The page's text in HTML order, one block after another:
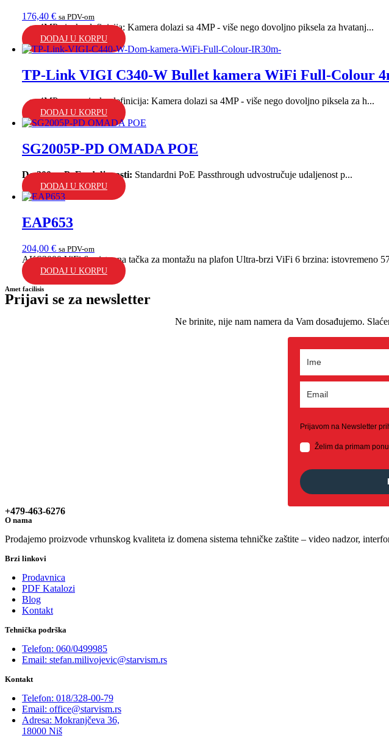
176,40 € sa PDV-om
4MP visoka definicija: Kamera dolazi sa 4MP - više nego dovoljno piksela za hvatanj...
DODAJ U KORPU
TP-Link VIGI C340-W Bullet kamera WiFi Full-Colour
4MP super-visoka definicija: Kamera dolazi sa 4MP - više nego dovoljno piksela za h...
DODAJ U KORPU
SG2005P-PD OMADA POE
Do 200 m PoE udaljenosti: Standardni PoE Passthrough udvostručuje udaljenost p...
DODAJ U KORPU
EAP653
204,00 € sa PDV-om
AKS3000 ViFi 6 pristupna tačka za montažu na plafon Ultra-brzi ViFi 6 brzina: istovremeno
DODAJ U KORPU
Amet facilisis
Prijavi se za newsletter
Ne brinite, nije nam namera da Vam dosađujemo.
Prijavom na Newsletter
Želim da primam
+479-463-6276
O nama
Prodajemo proizvode vrhunskog kvaliteta iz domena sistema tehničke zaštite – video nadzor,
Brzi linkovi
Prodavnica
PDF Katalozi
Blog
Kontakt
Tehnička podrška
Telefon: 060/0499985
Email: stefan.milivojevic@starvism.rs
Kontakt
Telefon: 018/328-00-79
Email: office@starvism.rs
Adresa: Mokranjčeva 36,
18000 Niš